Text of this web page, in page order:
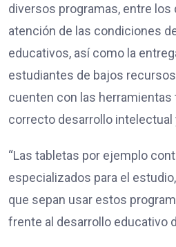
diversos programas, entre los
atención de las condiciones
educativos, así como la
estudiantes de bajos
cuenten con las herramientas
correcto desarrollo intelectual
“Las tabletas por ejemplo
especializados para el
que sepan usar estos
frente al desarrollo educativo